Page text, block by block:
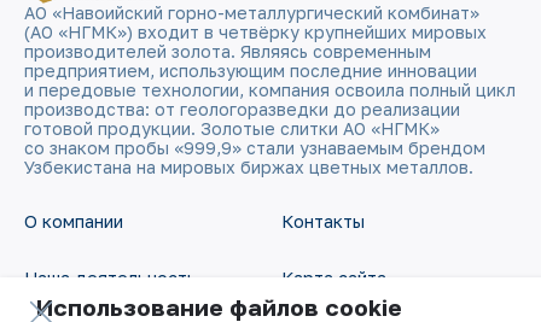
АО «Навоийский горно-металлургический комбинат»
(АО «НГМК») входит в четвёрку крупнейших мировых
производителей золота. Являясь современным
предприятием, использующим последние инновации
и передовые технологии, компания освоила полный цикл
производства: от геологоразведки до реализации
готовой продукции. Золотые слитки АО «НГМК»
со знаком пробы «999,9» стали узнаваемым брендом
Узбекистана на мировых биржах цветных металлов.
О компании
Наша деятельность
Контакты
Карта сайта
Использование файлов cookie